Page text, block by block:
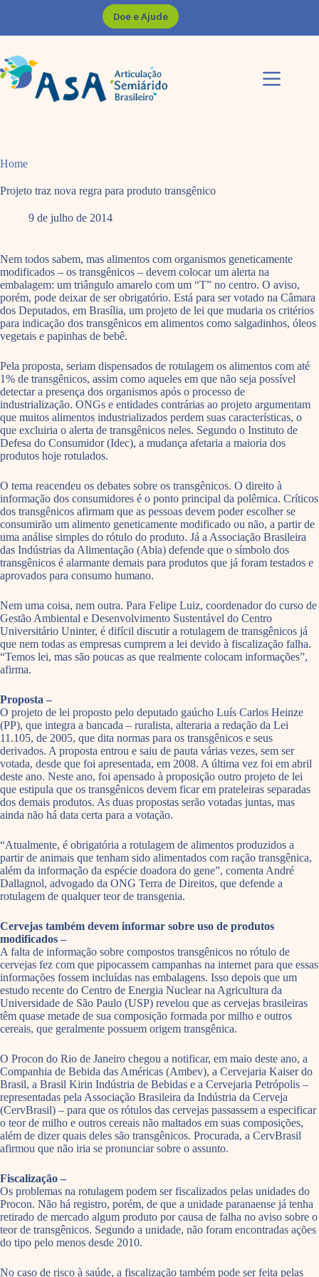
Doe e Ajude
Home
Projeto traz nova regra para produto transgênico
9 de julho de 2014
Nem todos sabem, mas alimentos com organismos geneticamente
modificados – os transgênicos – devem colocar um alerta na
embalagem: um triângulo amarelo com um “T” no centro. O aviso,
porém, pode deixar de ser obrigatório. Está para ser votado na Câmara
dos Deputados, em Brasília, um projeto de lei que mudaria os critérios
para indicação dos transgênicos em alimentos como salgadinhos, óleos
vegetais e papinhas de bebê.
Pela proposta, seriam dispensados de rotulagem os alimentos com até
1% de transgênicos, assim como aqueles em que não seja possível
detectar a presença dos organismos após o processo de
industrialização. ONGs e entidades contrárias ao projeto argumentam
que muitos alimentos industrializados perdem suas características, o
que excluiria o alerta de transgênicos neles. Segundo o Instituto de
Defesa do Consumidor (Idec), a mudança afetaria a maioria dos
produtos hoje rotulados.
O tema reacendeu os debates sobre os transgênicos. O direito à
informação dos consumidores é o ponto principal da polêmica. Críticos
dos transgênicos afirmam que as pessoas devem poder escolher se
consumirão um alimento geneticamente modificado ou não, a partir de
uma análise simples do rótulo do produto. Já a Associação Brasileira
das Indústrias da Alimentação (Abia) defende que o símbolo dos
transgênicos é alarmante demais para produtos que já foram testados e
aprovados para consumo humano.
Nem uma coisa, nem outra. Para Felipe Luiz, coordenador do curso de
Gestão Ambiental e Desenvolvimento Sustentável do Centro
Universitário Uninter, é difícil discutir a rotulagem de transgênicos já
que nem todas as empresas cumprem a lei devido à fiscalização falha.
“Temos lei, mas são poucas as que realmente colocam informações”,
afirma.
Proposta –
O projeto de lei proposto pelo deputado gaúcho Luís Carlos Heinze
(PP), que integra a bancada – ruralista, alteraria a redação da Lei
11.105, de 2005, que dita normas para os transgênicos e seus
derivados. A proposta entrou e saiu de pauta várias vezes, sem ser
votada, desde que foi apresentada, em 2008. A última vez foi em abril
deste ano. Neste ano, foi apensado à proposição outro projeto de lei
que estipula que os transgênicos devem ficar em prateleiras separadas
dos demais produtos. As duas propostas serão votadas juntas, mas
ainda não há data certa para a votação.
“Atualmente, é obrigatória a rotulagem de alimentos produzidos a
partir de animais que tenham sido alimentados com ração transgênica,
além da informação da espécie doadora do gene”, comenta André
Dallagnol, advogado da ONG Terra de Direitos, que defende a
rotulagem de qualquer teor de transgenia.
Cervejas também devem informar sobre uso de produtos
modificados –
A falta de informação sobre compostos transgênicos no rótulo de
cervejas fez com que pipocassem campanhas na internet para que essas
informações fossem incluídas nas embalagens. Isso depois que um
estudo recente do Centro de Energia Nuclear na Agricultura da
Universidade de São Paulo (USP) revelou que as cervejas brasileiras
têm quase metade de sua composição formada por milho e outros
cereais, que geralmente possuem origem transgênica.
O Procon do Rio de Janeiro chegou a notificar, em maio deste ano, a
Companhia de Bebida das Américas (Ambev), a Cervejaria Kaiser do
Brasil, a Brasil Kirin Indústria de Bebidas e a Cervejaria Petrópolis –
representadas pela Associação Brasileira da Indústria da Cerveja
(CervBrasil) – para que os rótulos das cervejas passassem a especificar
o teor de milho e outros cereais não maltados em suas composições,
além de dizer quais deles são transgênicos. Procurada, a CervBrasil
afirmou que não iria se pronunciar sobre o assunto.
Fiscalização –
Os problemas na rotulagem podem ser fiscalizados pelas unidades do
Procon. Não há registro, porém, de que a unidade paranaense já tenha
retirado de mercado algum produto por causa de falha no aviso sobre o
teor de transgênicos. Segundo a unidade, não foram encontradas ações
do tipo pelo menos desde 2010.
No caso de risco à saúde, a fiscalização também pode ser feita pelas